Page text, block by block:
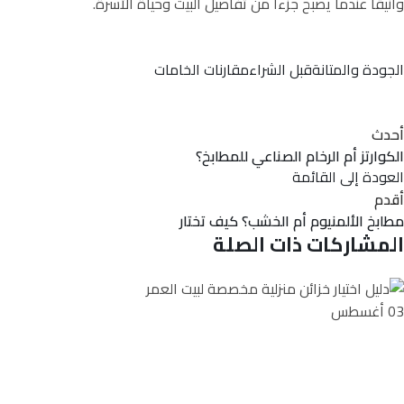
الجودة والمتانةقبل الشراءمقارنات الخامات
أحدث
الكوارتز أم الرخام الصناعي للمطابخ؟
العودة إلى القائمة
أقدم
مطابخ الألمنيوم أم الخشب؟ كيف تختار
المشاركات ذات الصلة
03أغسطس